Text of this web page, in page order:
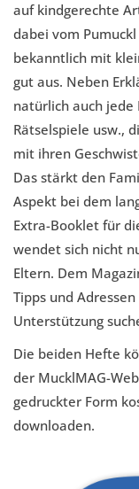
auf kindgerechte
dabei vom
bekanntlich mit
gut aus. Neben
natürlich auch
Rätselspiele usw.,
mit ihren
Das stärkt den
Aspekt bei dem
Extra-Booklet für
wendet sich nicht
Eltern. Dem
Tipps und
Unterstützung
Die beiden Hefte
der MucklMAG-
gedruckter Form
downloaden.